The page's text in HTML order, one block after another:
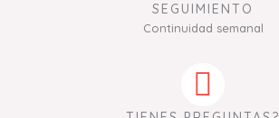
SEGUIMIENTO
Continuidad semanal